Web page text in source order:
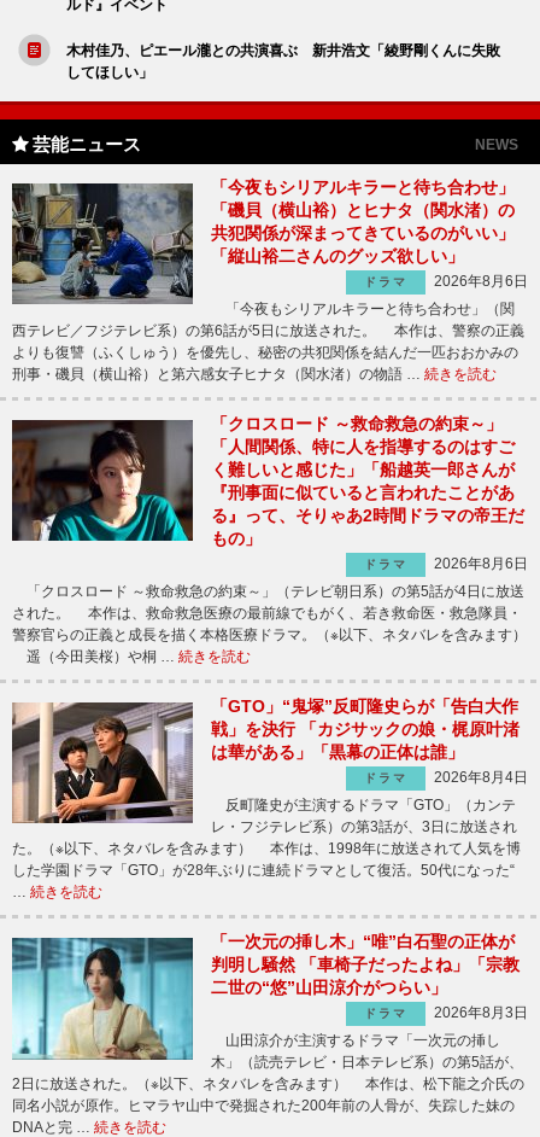
ルド』イベント
木村佳乃、ピエール瀧との共演喜ぶ 新井浩文「綾野剛くんに失敗
してほしい」
芸能ニュース NEWS
「今夜もシリアルキラーと待ち合わせ」
「磯貝（横山裕）とヒナタ（関水渚）の
共犯関係が深まってきているのがいい」
「縦山裕二さんのグッズ欲しい」
ドラマ
2026年8月6日
「今夜もシリアルキラーと待ち合わせ」（関
西テレビ／フジテレビ系）の第6話が5日に放送された。 本作は、警察の正義
よりも復讐（ふくしゅう）を優先し、秘密の共犯関係を結んだ一匹おおかみの
刑事・磯貝（横山裕）と第六感女子ヒナタ（関水渚）の物語 … 続きを読む
「クロスロード ～救命救急の約束～」
「人間関係、特に人を指導するのはすご
く難しいと感じた」「船越英一郎さんが
『刑事面に似ていると言われたことがあ
る』って、そりゃあ2時間ドラマの帝王だ
もの」
ドラマ
2026年8月6日
「クロスロード ～救命救急の約束～」（テレビ朝日系）の第5話が4日に放送
された。 本作は、救命救急医療の最前線でもがく、若き救命医・救急隊員・
警察官らの正義と成長を描く本格医療ドラマ。（※以下、ネタバレを含みます）
遥（今田美桜）や桐 … 続きを読む
「GTO」“鬼塚”反町隆史らが「告白大作
戦」を決行 「カジサックの娘・梶原叶渚
は華がある」「黒幕の正体は誰」
ドラマ
2026年8月4日
反町隆史が主演するドラマ「GTO」（カンテ
レ・フジテレビ系）の第3話が、3日に放送され
た。（※以下、ネタバレを含みます） 本作は、1998年に放送されて人気を博
した学園ドラマ「GTO」が28年ぶりに連続ドラマとして復活。50代になった“
… 続きを読む
「一次元の挿し木」“唯”白石聖の正体が
判明し騒然 「車椅子だったよね」「宗教
二世の“悠”山田涼介がつらい」
ドラマ
2026年8月3日
山田涼介が主演するドラマ「一次元の挿し
木」（読売テレビ・日本テレビ系）の第5話が、
2日に放送された。（※以下、ネタバレを含みます） 本作は、松下龍之介氏の
同名小説が原作。ヒマラヤ山中で発掘された200年前の人骨が、失踪した妹の
DNAと完 … 続きを読む